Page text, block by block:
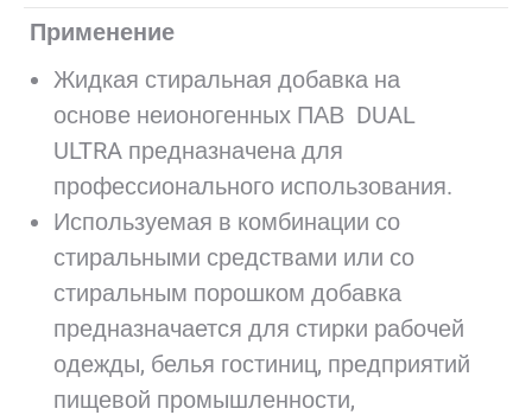
Применение
Жидкая стиральная добавка на
основе неионогенных ПАВ DUAL
ULTRA предназначена для
профессионального использования.
Используемая в комбинации со
стиральными средствами или со
стиральным порошком добавка
предназначается для стирки рабочей
одежды, белья гостиниц, предприятий
пищевой промышленности,